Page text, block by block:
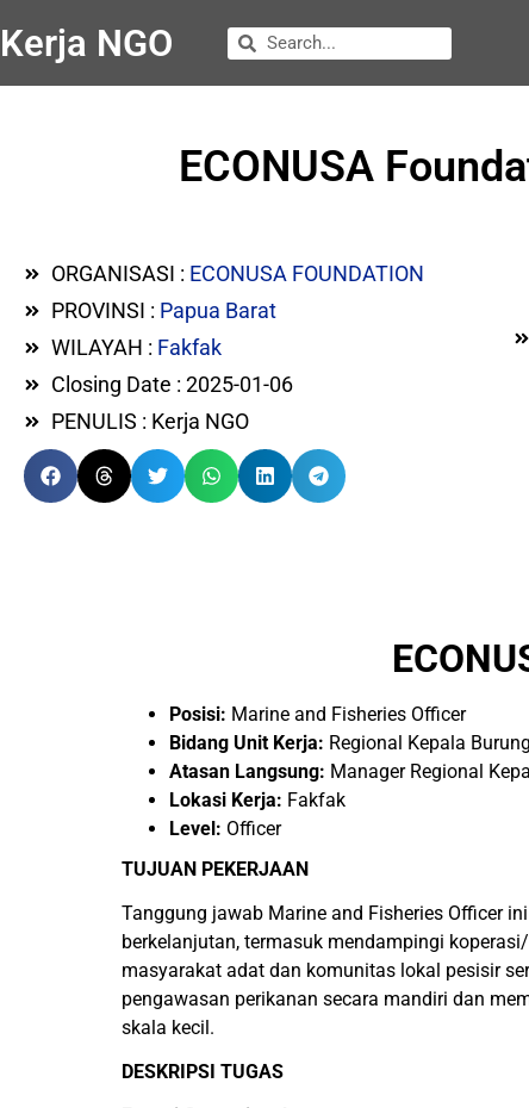
Kerja NGO
ECONUSA
ORGANISASI : ECONUSA FOUNDATION
PROVINSI : Papua Barat
WILAYAH : Fakfak
Closing Date : 2025-01-06
PENULIS : Kerja NGO
Posisi: Marine and Fisheries Officer
Bidang Unit Kerja: Regional Kepala
Atasan Langsung: Manager Regional
Lokasi Kerja: Fakfak
Level: Officer
TUJUAN PEKERJAAN
Tanggung jawab Marine and Fisheries Officer
berkelanjutan, termasuk mendampingi
masyarakat adat dan komunitas lokal pesisir
pengawasan perikanan secara mandiri dan
skala kecil.
DESKRIPSI TUGAS